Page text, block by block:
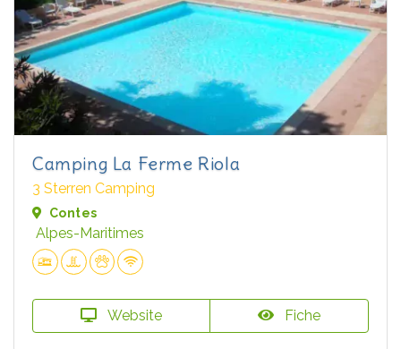
Camping La Ferme Riola
3 Sterren Camping
Contes
Alpes-Maritimes
Website Fiche